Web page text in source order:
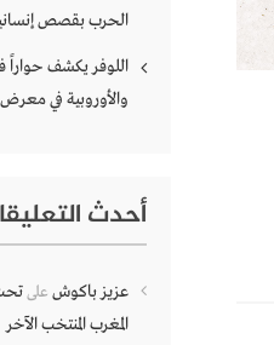
الحرب بقصص
اللوفر يكشف حواراً
والأوروبية في
أحدث
عزيز باكوش على
المغرب المنتخب الآخر